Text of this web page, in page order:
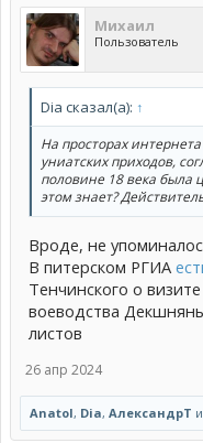
Михаил
Пользователь
Dia сказал(а): ↑
На просторах
униатских приходов,
половине 18 века была
этом знает?
Вроде, не
В питерском РГИА
Тенчинского о
воеводства
листов
26 апр 2024
Anatol, Dia, АлександрТ и